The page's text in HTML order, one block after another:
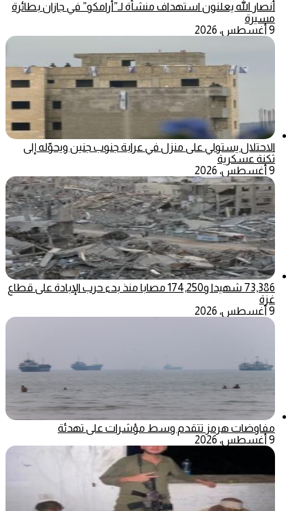
أنصار الله يعلنون استهداف منشأة لـ”أرامكو” في جازان بطائرة
مسيرة
9 أغسطس، 2026
الاحتلال يستولي على منزل في عرابة جنوب جنين ويحوّله إلى
ثكنة عسكرية
9 أغسطس، 2026
73,386 شهيدا و174,250 مصابا منذ بدء حرب الإبادة على قطاع
غزة
9 أغسطس، 2026
مفاوضات هرمز تتقدم وسط مؤشرات على تهدئة
9 أغسطس، 2026